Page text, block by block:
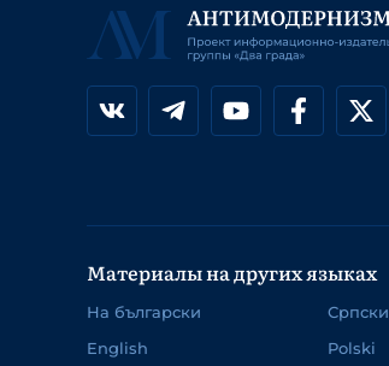
Материалы на других языках
На български
English
Српски
Polski